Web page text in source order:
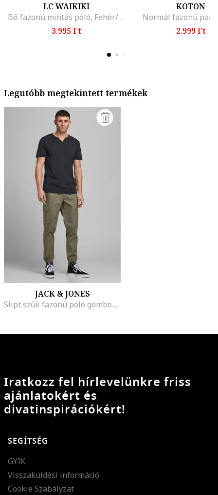
LC WAIKIKI
Bő fazonú mintás póló, Fehér/Kék
3.995 Ft
KOTON
Normál fazonú
2.999 Ft
Legutóbb megtekintett termékek
JACK & JONES
Slipt szűk fazonú póló gombos nyakrésszel, Fekete
Iratkozz fel hírlevelünkre friss
ajánlatokért és
divatinspirációkért!
SEGÍTSÉG
GYIK
Visszaküldési információ
Cookie Szabályzat